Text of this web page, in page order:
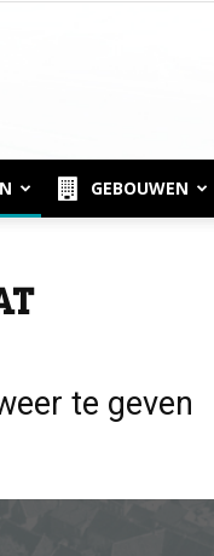
GEBOUWEN
te geven